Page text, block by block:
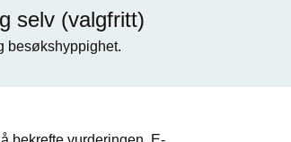
selv (valgfritt)
besøkshyppighet.